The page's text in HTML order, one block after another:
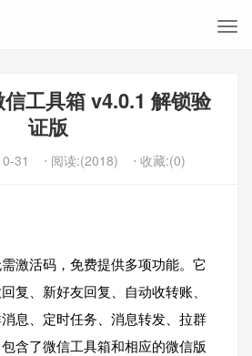
工具箱 v4.0.1 解锁验
证版
31 ⋅ 阅读:(2018) ⋅ 收藏:(0)
激活码，免费提供多项功能。它
复、新好友回复、自动收转账、
息、定时任务、消息转发、拉群
含了微信工具箱和相应的微信版